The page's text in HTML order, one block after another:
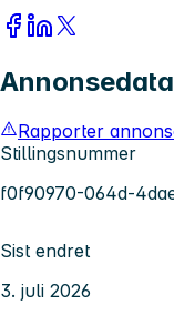
Annonsedata
Rapporter
Stillingsnummer
f0f90970-064d-
Sist endret
3. juli 2026